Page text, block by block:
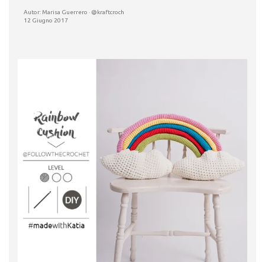
Autor: Marisa Guerrero · @kraftcroch
12 Giugno 2017